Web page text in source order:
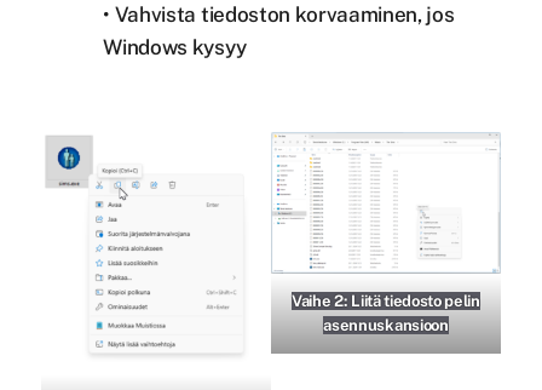
• Vahvista tiedoston korvaaminen, jos
Windows kysyy
Vaihe 2: Liitä tiedosto pelin
asennuskansioon